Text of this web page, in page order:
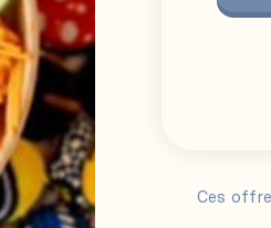
Ces